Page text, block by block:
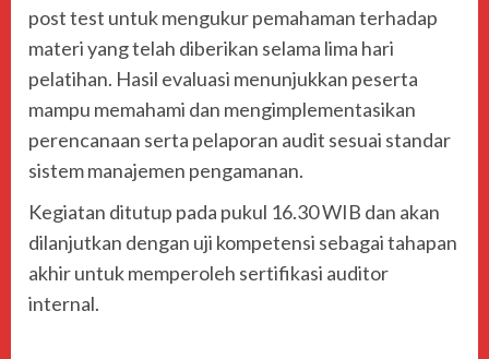
post test untuk mengukur pemahaman terhadap
materi yang telah diberikan selama lima hari
pelatihan. Hasil evaluasi menunjukkan peserta
mampu memahami dan mengimplementasikan
perencanaan serta pelaporan audit sesuai standar
sistem manajemen pengamanan.
Kegiatan ditutup pada pukul 16.30 WIB dan akan
dilanjutkan dengan uji kompetensi sebagai tahapan
akhir untuk memperoleh sertifikasi auditor
internal.